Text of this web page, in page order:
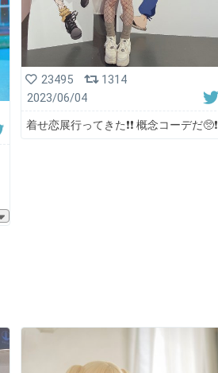
23495
1314
2023/06/04
着せ恋展行ってきた❗️❗️ 概念コーデだ🥺❗️